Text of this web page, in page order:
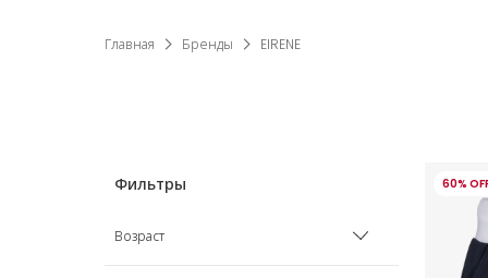
Главная Бренды EIRENE
Возраст
60%